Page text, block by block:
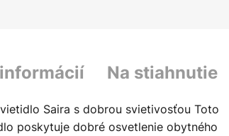
Na stiahnutie
Saira s dobrou svietivosťou Toto
poskytuje dobré osvetlenie obytného